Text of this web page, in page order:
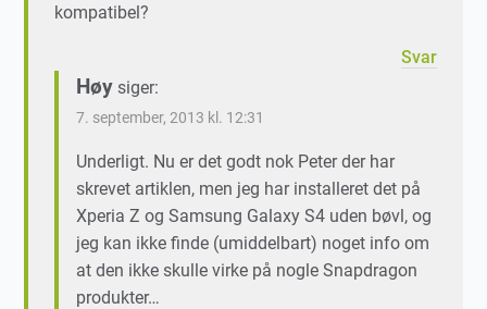
kompatibel?
Svar
Høy siger:
7. september, 2013 kl. 12:31
Underligt. Nu er det godt nok Peter der har
skrevet artiklen, men jeg har installeret det på
Xperia Z og Samsung Galaxy S4 uden bøvl, og
jeg kan ikke finde (umiddelbart) noget info om
at den ikke skulle virke på nogle Snapdragon
produkter…